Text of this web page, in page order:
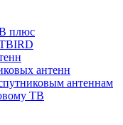
плюс
антенн
антеннам
ТВ